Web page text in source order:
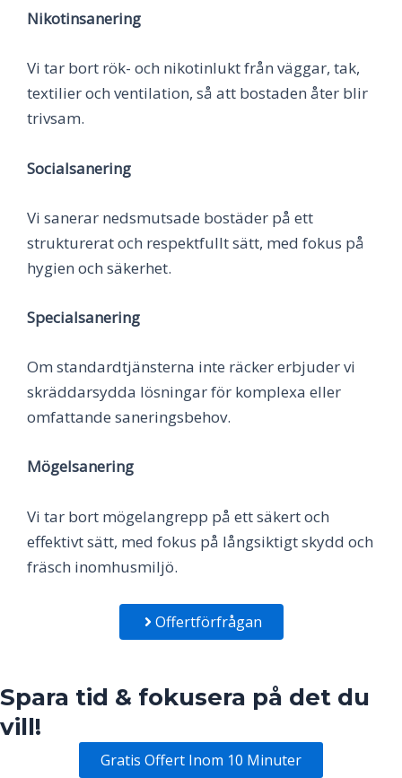
Nikotinsanering
Vi tar bort rök- och nikotinlukt från väggar, tak,
textilier och ventilation, så att bostaden åter blir
trivsam.
Socialsanering
Vi sanerar nedsmutsade bostäder på ett
strukturerat och respektfullt sätt, med fokus på
hygien och säkerhet.
Specialsanering
Om standardtjänsterna inte räcker erbjuder vi
skräddarsydda lösningar för komplexa eller
omfattande saneringsbehov.
Mögelsanering
Vi tar bort mögelangrepp på ett säkert och
effektivt sätt, med fokus på långsiktigt skydd och
fräsch inomhusmiljö.
Offertförfrågan
Spara tid & fokusera på det du
vill!
Gratis Offert Inom 10 Minuter